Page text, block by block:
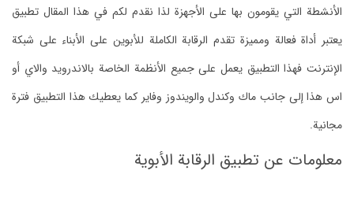
الأنشطة التي يقومون بها على الأجهزة لذا نقدم لكم في هذا المقال تطبيق
يعتبر أداة فعالة ومميزة تقدم الرقابة الكاملة للأبوين على الأبناء على شبكة
الإنترنت فهذا التطبيق يعمل على جميع الأنظمة الخاصة بالاندرويد والاي أو
اس هذا إلى جانب ماك وكندل والويندوز وفاير كما يعطيك هذا التطبيق فترة
مجانية.
معلومات عن تطبيق الرقابة الأبوية